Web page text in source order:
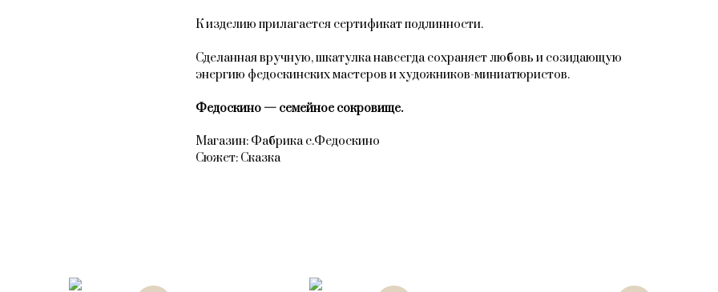
К изделию прилагается сертификат подлинности.
Сделанная вручную, шкатулка навсегда сохраняет любовь и созидающую
энергию федоскинских мастеров и художников-миниатюристов.
Федоскино — семейное сокровище.
Магазин: Фабрика с.Федоскино
Сюжет: Сказка